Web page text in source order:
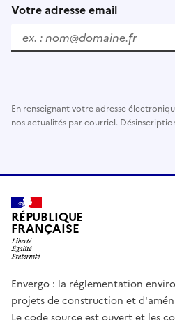
Votre adresse email
En renseignant votre adresse
nos actualités par courriel.
RÉPUBLIQUE
FRANÇAISE
Envergo : la réglementation
projets de construction et